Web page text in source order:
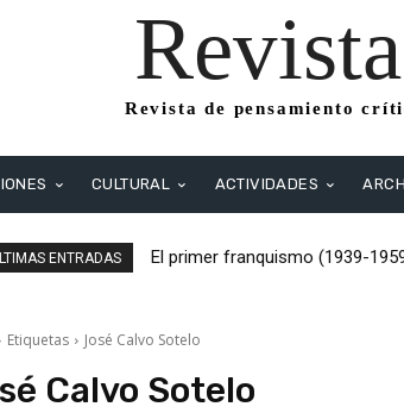
Revista de pensamiento
CULTURAL ACTIVIDADES
ENTRADAS
El primer franquismo (1939-
Etiquetas José Calvo Sotelo
Calvo Sotelo